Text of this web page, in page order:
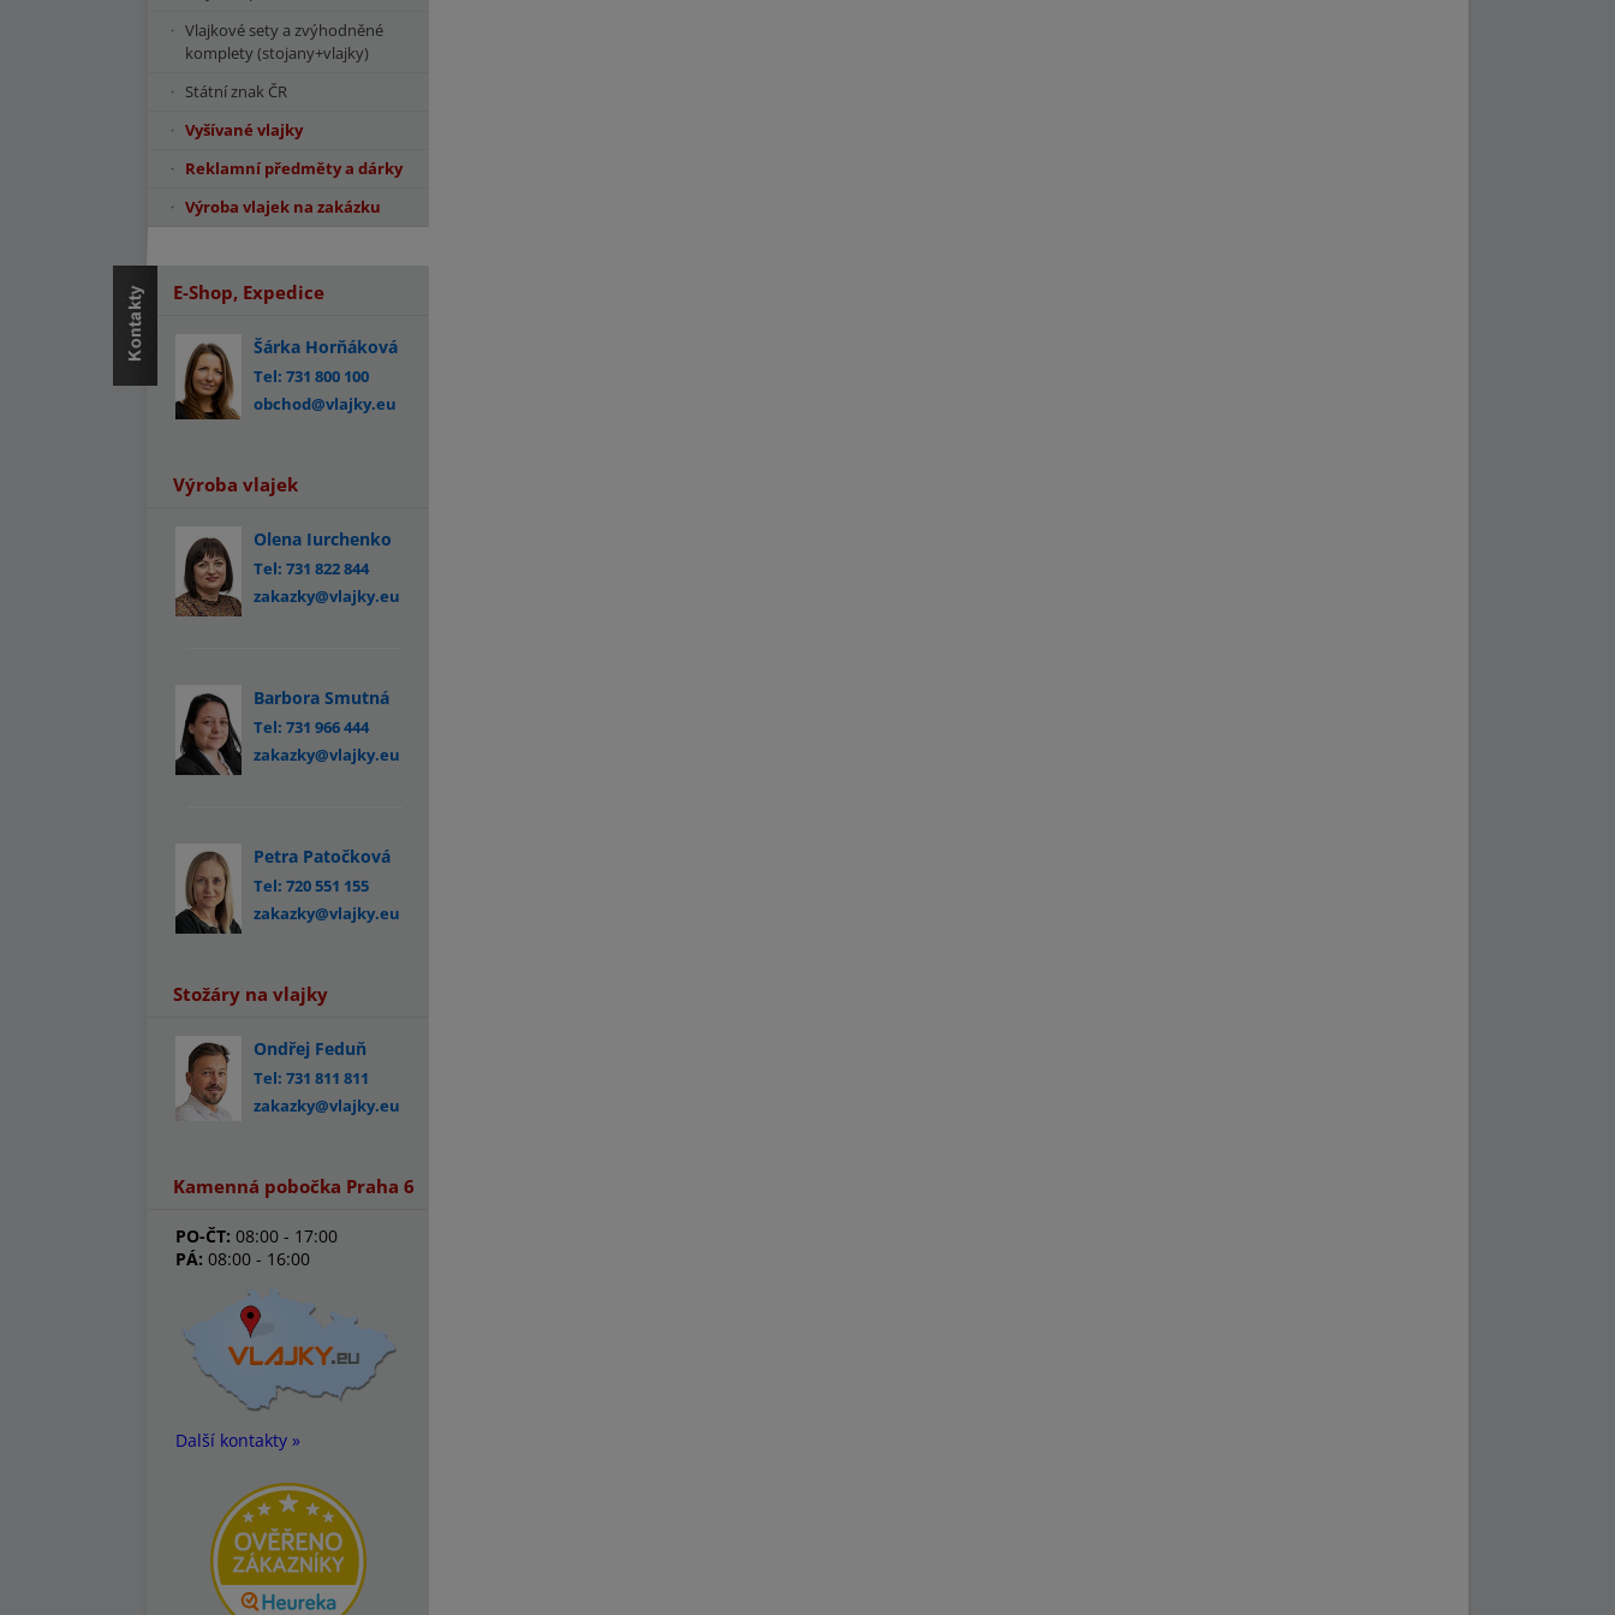
Vlajkové sety a zvýhodněné
komplety (stojany+vlajky)
Státní znak ČR
Vyšívané vlajky
Reklamní předměty a dárky
Výroba vlajek na zakázku
E-Shop, Expedice
Šárka Horňáková
Tel: 731 800 100
obchod@vlajky.eu
Výroba vlajek
Olena Iurchenko
Tel: 731 822 844
zakazky@vlajky.eu
Barbora Smutná
Tel: 731 966 444
zakazky@vlajky.eu
Petra Patočková
Tel: 720 551 155
zakazky@vlajky.eu
Stožáry na vlajky
Ondřej Feduň
Tel: 731 811 811
zakazky@vlajky.eu
Kamenná pobočka Praha 6
PO-ČT: 08:00 - 17:00
PÁ: 08:00 - 16:00
Další kontakty »